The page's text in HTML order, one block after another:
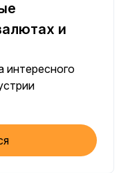
и
интересного